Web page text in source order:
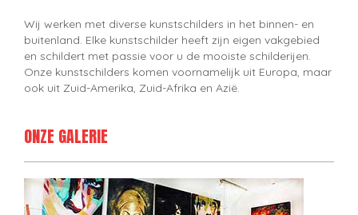
Wij werken met diverse kunstschilders in het binnen- en
buitenland. Elke kunstschilder heeft zijn eigen vakgebied
en schildert met passie voor u de mooiste schilderijen.
Onze kunstschilders komen voornamelijk uit Europa, maar
ook uit Zuid-Amerika, Zuid-Afrika en Azië.
ONZE GALERIE